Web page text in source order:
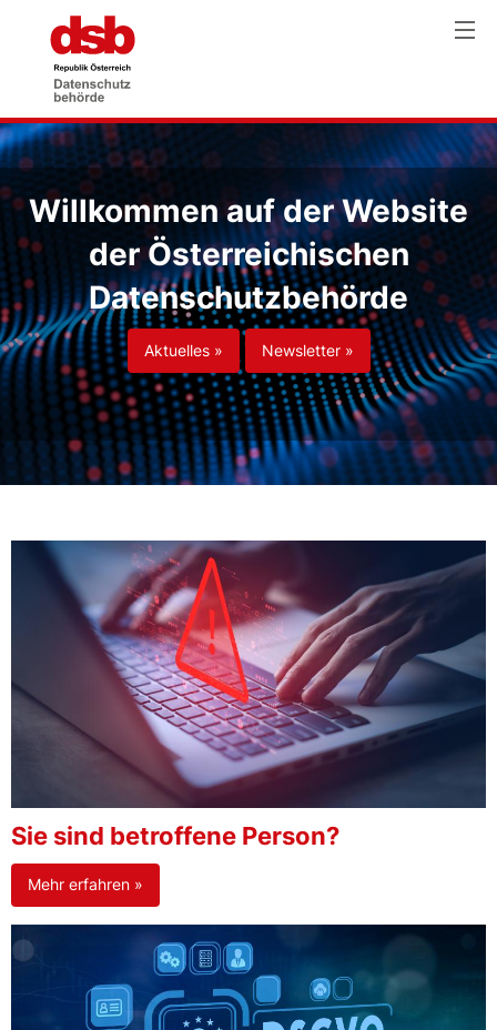
Willkommen auf der Website
der Österreichischen
Datenschutzbehörde
Aktuelles » Newsletter »
Sie sind betroffene Person?
Mehr erfahren »